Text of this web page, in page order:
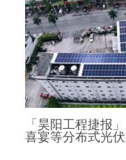
「昊阳工程捷报
喜宴等分布式光